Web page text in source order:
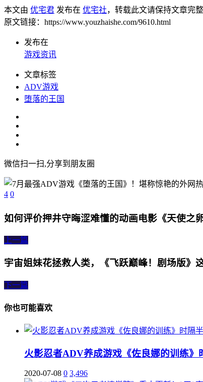
本文由 优宅君 发布在 优宅社，转载此文请保持文章完
原文链接：https://www.youzhaishe.com/9610.html
发布在
游戏资讯
文章标签
ADV游戏
堕落的王国
微信扫一扫,分享到朋友圈
4 0
如何评价押井守晦涩难懂的动画电影《天使之
上一篇
宇宙姐妹花拯救人类，《飞跃巅峰！剧场版》
下一篇
你也可能喜欢
火影忍者ADV养成游戏《佐良娜的训练》
2020-07-08 0 3,496